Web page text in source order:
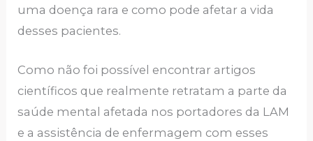
uma doença rara e como pode afetar a vida
desses pacientes.
Como não foi possível encontrar artigos
científicos que realmente retratam a parte da
saúde mental afetada nos portadores da LAM
e a assistência de enfermagem com esses